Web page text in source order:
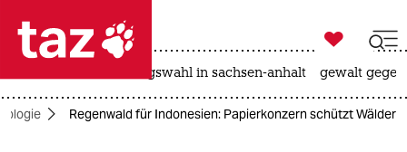
 taz zahl ich
taz zahl ich

taz zahl ich
landtagswahl in sachsen-anhalt gewalt
Regenwald für Indonesien: Papierkonzern schützt Wälder